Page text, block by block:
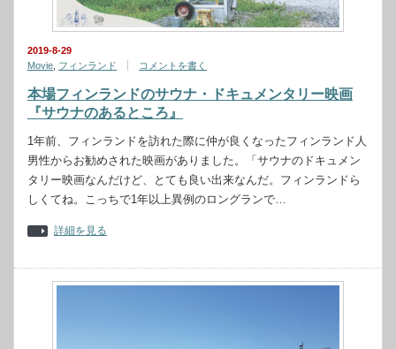
2019-8-29
Movie フィンランド コメントを書く
本場フィンランドのサウナ・ドキュメンタリー映画
『サウナのあるところ』
1年前、フィンランドを訪れた際に仲が良くなったフィンランド人
男性からお勧めされた映画がありました。「サウナのドキュメン
タリー映画なんだけど、とても良い出来なんだ。フィンランドら
しくてね。こっちで1年以上異例のロングランで…
詳細を見る